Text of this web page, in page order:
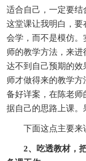
适合自己，一定要结
这堂课让我明白，
会学，而不是模仿
师的教学方法，来
达不到自己预期的
师才做得来的教学
备好详案，在陈老
据自己的思路上课。
下面这点主要来
2、吃透教材，